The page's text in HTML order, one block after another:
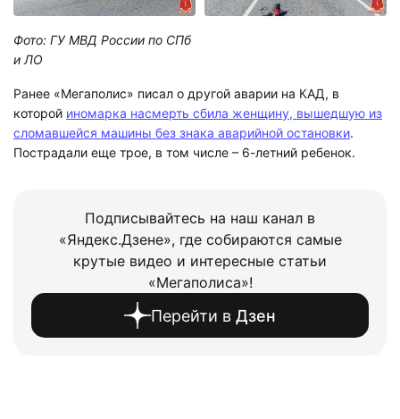
Фото: ГУ МВД России по СПб
и ЛО
Ранее «Мегаполис» писал о другой аварии на КАД, в
которой иномарка насмерть сбила женщину, вышедшую из
сломавшейся машины без знака аварийной остановки.
Пострадали еще трое, в том числе – 6-летний ребенок.
Подписывайтесь на наш канал в
«Яндекс.Дзене», где собираются самые
крутые видео и интересные статьи
«Мегаполиса»!
Перейти в Дзен